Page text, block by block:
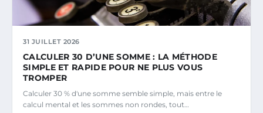
31 JUILLET 2026
CALCULER 30 D’UNE SOMME : LA MÉTHODE
SIMPLE ET RAPIDE POUR NE PLUS VOUS
TROMPER
Calculer 30 % d'une somme semble simple, mais entre le
calcul mental et les sommes non rondes, tout…